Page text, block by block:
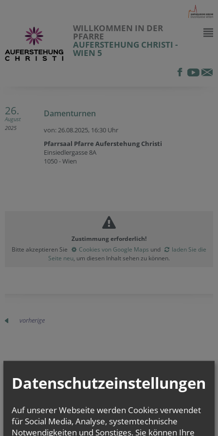
WILLKOMMEN IN DER
PFARRE
AUFERSTEHUNG CHRISTI -
WIEN 5
26.
August
2025
Damenturnen
von: 26.08.2025, 16:30 Uhr
Pfarrsaal Pfarre Auferstehung Christi
Einsiedlergasse 8A
1050 - Wien
Zustimmung erforderlich!
Bitte akzeptieren Sie
Cookies von Google Maps und
laden Sie die
Seite neu, um diesen Inhalt sehen zu können.
vorherige
TERMINE
Do.., 17. September 2026 18:00
Liturgiekreis
Datenschutzeinstellungen
Auf unserer Webseite werden Cookies verwendet
für Social Media, Analyse, systemtechnische
Notwendigkeiten und Sonstiges. Sie können Ihre